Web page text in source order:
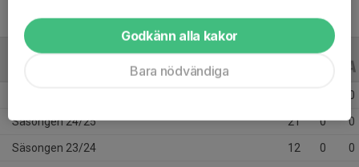
ALLA ÅR
0
Säsongen 24/25 21 0 0
Säsongen 23/24 12 0 0
Godkänn alla kakor
Bara nödvändiga